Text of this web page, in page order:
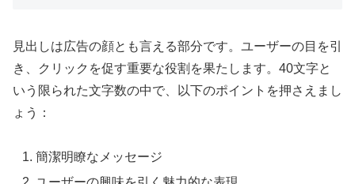
見出しは広告の顔とも言える部分です。ユーザーの目を引
き、クリックを促す重要な役割を果たします。40文字と
いう限られた文字数の中で、以下のポイントを押さえまし
ょう：
簡潔明瞭なメッセージ